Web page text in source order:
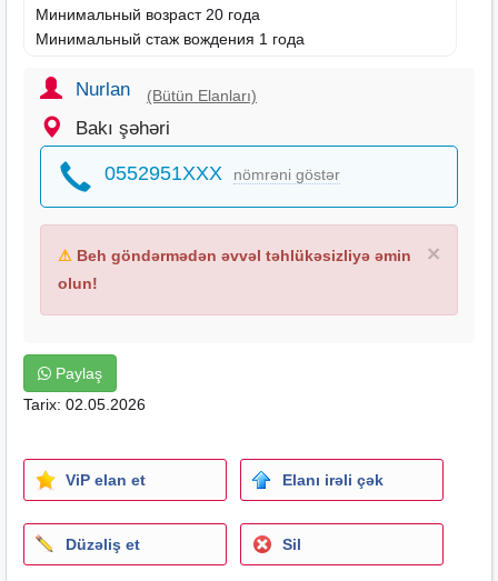
Минимальный возраст 20 года
Минимальный стаж вождения 1 года
Nurlan (Bütün Elanları)
Bakı şəhəri
0552951XXX nömrəni göstər
×
⚠ Beh göndərmədən əvvəl təhlükəsizliyə əmin
olun!
Paylaş
Tarix: 02.05.2026
ViP elan et Elanı irəli çək
Düzəliş et Sil